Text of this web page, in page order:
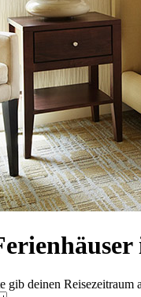
deinen Reisezeitraum